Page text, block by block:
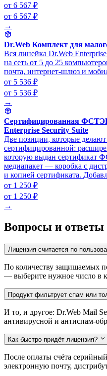
от 6 567 ₽
от 6 567 ₽
→
Dr.Web Комплект для
Вся линейка Dr.Web
на сеть от 5 до 25
почта, интернет-шлюз и
от 5 536 ₽
от 5 536 ₽
→
Сертифицированная
Enterprise Security Suite
Две позиции, которые
сертифицированной:
которую выдан сертификат
медиапакет — коробка с
и копией сертификата.
от 1 250 ₽
от 1 250 ₽
→
Вопросы и ответы
Лицензия считается по
По количеству защищаемых
— выберите нужное число в
Продукт фильтрует спам или
И то, и другое: Dr.Web Mail
антивирусной и антиспам-
Как быстро придёт лицензия?
После оплаты счёта
электронную почту,